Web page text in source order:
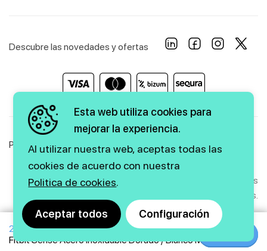
299€
Fitbit Sense Acero inoxidable Dorado / Blanco Marfil
Descubre las novedades y ofertas
Política de Privacidad Política de Cookies Aviso Legal
Copyright © 2026 firstmarkt. Todos los derechos
reservados.
Agencia SEOy diseño web GMEDIA
Esta web utiliza cookies para
mejorar la experiencia.
Al utilizar nuestra web, aceptas todas las
cookies de acuerdo con nuestra
Politica de cookies.
Aceptar todos Configuración